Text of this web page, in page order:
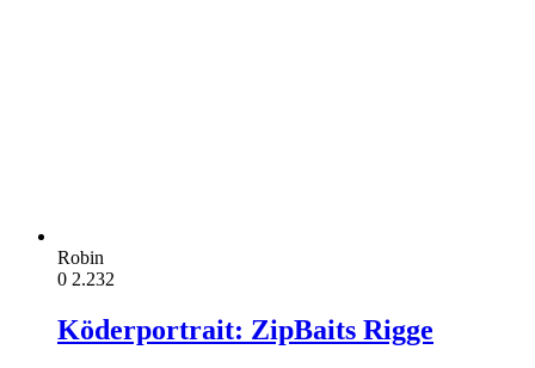
Robin
0 2.232
Köderportrait: ZipBaits Rigge